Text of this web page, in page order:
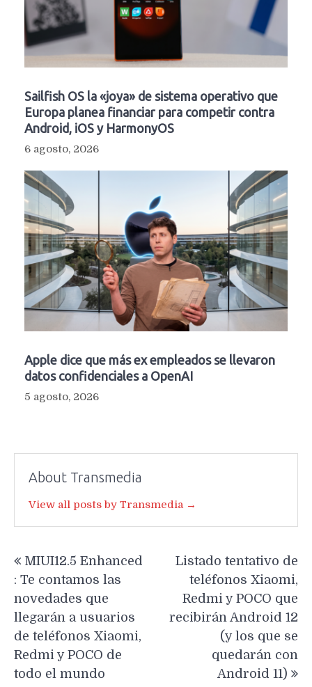
Sailfish OS la «joya» de sistema operativo que
Europa planea financiar para competir contra
Android, iOS y HarmonyOS
6 agosto, 2026
Apple dice que más ex empleados se llevaron
datos confidenciales a OpenAI
5 agosto, 2026
About Transmedia
View all posts by Transmedia →
de
entradas
MIUI12.5 Enhanced
: Te contamos las
novedades que
llegarán a usuarios
de teléfonos Xiaomi,
Redmi y POCO de
todo el mundo
Listado tentativo de
teléfonos Xiaomi,
Redmi y POCO que
recibirán Android 12
(y los que se
quedarán con
Android 11)